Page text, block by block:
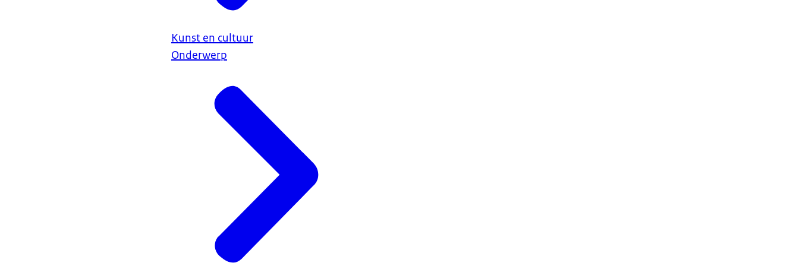
Kunst en cultuur
Onderwerp